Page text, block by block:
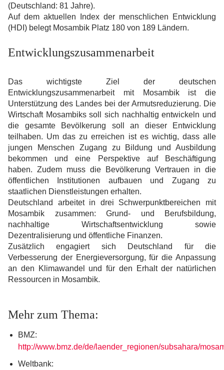
(Deutschland: 81 Jahre).
Auf dem aktuellen Index der menschlichen Entwicklung
(HDI) belegt Mosambik Platz 180 von 189 Ländern.
Entwicklungszusammenarbeit
Das wichtigste Ziel der deutschen
Entwicklungszusammenarbeit mit Mosambik ist die
Unterstützung des Landes bei der Armutsreduzierung. Die
Wirtschaft Mosambiks soll sich nachhaltig entwickeln und
die gesamte Bevölkerung soll an dieser Entwicklung
teilhaben. Um das zu erreichen ist es wichtig, dass alle
jungen Menschen Zugang zu Bildung und Ausbildung
bekommen und eine Perspektive auf Beschäftigung
haben. Zudem muss die Bevölkerung Vertrauen in die
öffentlichen Institutionen aufbauen und Zugang zu
staatlichen Dienstleistungen erhalten.
Deutschland arbeitet in drei Schwerpunktbereichen mit
Mosambik zusammen: Grund- und Berufsbildung,
nachhaltige Wirtschaftsentwicklung sowie
Dezentralisierung und öffentliche Finanzen.
Zusätzlich engagiert sich Deutschland für die
Verbesserung der Energieversorgung, für die Anpassung
an den Klimawandel und für den Erhalt der natürlichen
Ressourcen in Mosambik.
Mehr zum Thema:
BMZ:
http://www.bmz.de/de/laender_regionen/subsahara/
Weltbank: